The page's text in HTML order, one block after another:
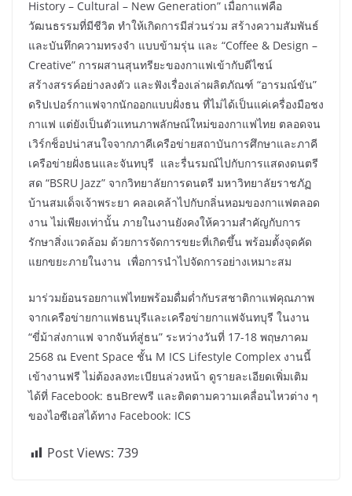
History – Cultural – New Generation” เมื่อกาแฟคือ
วัฒนธรรมที่มีชีวิต ทำให้เกิดการมีส่วนร่วม สร้างความสัมพันธ์
และบันทึกความทรงจำ แบบข้ามรุ่น และ “Coffee & Design –
Creative” การผสานสุนทรียะของกาแฟเข้ากับดีไซน์
สร้างสรรค์อย่างลงตัว และฟังเรื่องเล่าผลิตภัณฑ์ “อารมณ์ขัน”
ดริปเปอร์กาแฟจากนักออกแบบฝั่งธน ที่ไม่ได้เป็นแค่เครื่องมือชง
กาแฟ แต่ยังเป็นตัวแทนภาพลักษณ์ใหม่ของกาแฟไทย ตลอดจน
เวิร์กช็อปน่าสนใจจากภาคีเครือข่ายสถาบันการศึกษาและภาคี
เครือข่ายฝั่งธนและจันทบุรี และรื่นรมณ์ไปกับการแสดงดนตรี
สด “BSRU Jazz” จากวิทยาลัยการดนตรี มหาวิทยาลัยราชภัฏ
บ้านสมเด็จเจ้าพระยา คลอเคล้าไปกับกลิ่นหอมของกาแฟตลอด
งาน ไม่เพียงเท่านั้น ภายในงานยังคงให้ความสำคัญกับการ
รักษาสิ่งแวดล้อม ด้วยการจัดการขยะที่เกิดขึ้น พร้อมตั้งจุดคัด
แยกขยะภายในงาน เพื่อการนำไปจัดการอย่างเหมาะสม
มาร่วมย้อนรอยกาแฟไทยพร้อมดื่มด่ำกับรสชาติกาแฟคุณภาพ
จากเครือข่ายกาแฟธนบุรีและเครือข่ายกาแฟจันทบุรี ในงาน
“ขี่ม้าส่งกาแฟ จากจันท์สู่ธน” ระหว่างวันที่ 17-18 พฤษภาคม
2568 ณ Event Space ชั้น M ICS Lifestyle Complex งานนี้
เข้างานฟรี ไม่ต้องลงทะเบียนล่วงหน้า ดูรายละเอียดเพิ่มเติม
ได้ที่ Facebook: ธนBrewรี และติดตามความเคลื่อนไหวต่าง ๆ
ของไอซีเอสได้ทาง Facebook: ICS
Post Views: 739